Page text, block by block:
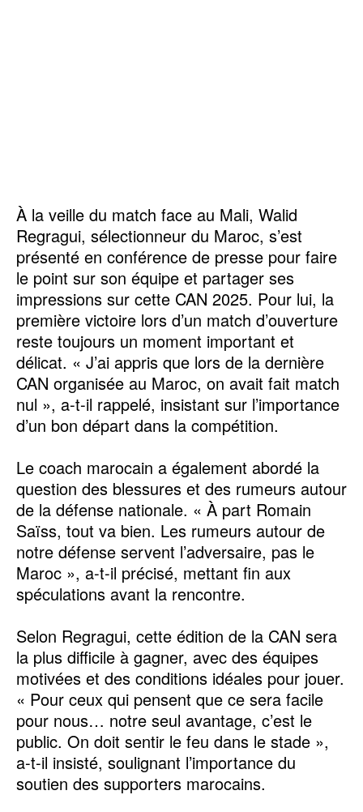
‎À la veille du match face au Mali, Walid
Regragui, sélectionneur du Maroc, s’est
présenté en conférence de presse pour faire
le point sur son équipe et partager ses
impressions sur cette CAN 2025. Pour lui, la
première victoire lors d’un match d’ouverture
reste toujours un moment important et
délicat. « J’ai appris que lors de la dernière
CAN organisée au Maroc, on avait fait match
nul », a-t-il rappelé, insistant sur l’importance
d’un bon départ dans la compétition.
‎Le coach marocain a également abordé la
question des blessures et des rumeurs autour
de la défense nationale. « À part Romain
Saïss, tout va bien. Les rumeurs autour de
notre défense servent l’adversaire, pas le
Maroc », a-t-il précisé, mettant fin aux
spéculations avant la rencontre.
‎Selon Regragui, cette édition de la CAN sera
la plus difficile à gagner, avec des équipes
motivées et des conditions idéales pour jouer.
« Pour ceux qui pensent que ce sera facile
pour nous… notre seul avantage, c’est le
public. On doit sentir le feu dans le stade »,
a-t-il insisté, soulignant l’importance du
soutien des supporters marocains.